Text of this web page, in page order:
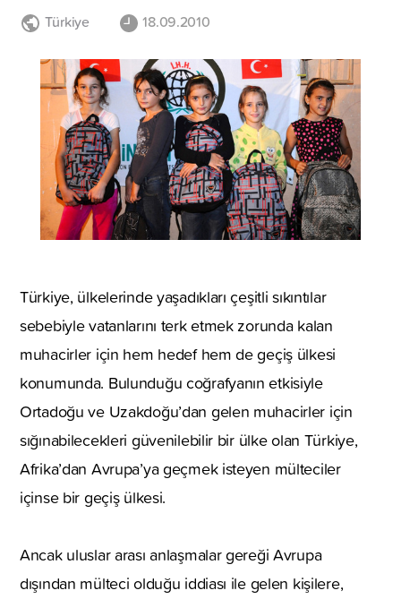
Türkiye 18.09.2010
Türkiye, ülkelerinde yaşadıkları çeşitli sıkıntılar
sebebiyle vatanlarını terk etmek zorunda kalan
muhacirler için hem hedef hem de geçiş ülkesi
konumunda. Bulunduğu coğrafyanın etkisiyle
Ortadoğu ve Uzakdoğu’dan gelen muhacirler için
sığınabilecekleri güvenilebilir bir ülke olan Türkiye,
Afrika’dan Avrupa’ya geçmek isteyen mülteciler
içinse bir geçiş ülkesi.
Ancak uluslar arası anlaşmalar gereği Avrupa
dışından mülteci olduğu iddiası ile gelen kişilere,